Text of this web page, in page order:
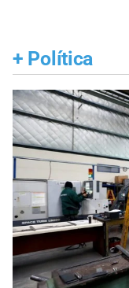
+ Política